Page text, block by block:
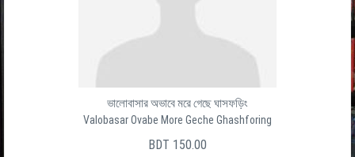
ভালোবাসার অভাবে মরে গেছে ঘাসফড়িং
Valobasar Ovabe More Geche Ghashforing
BDT 150.00